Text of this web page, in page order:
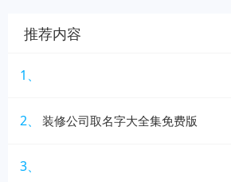
推荐内容
1、
2、 装修公司取名字大全集免费版
3、